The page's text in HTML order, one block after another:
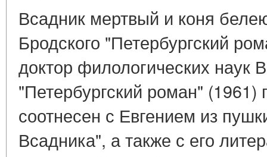
Всадник мертвый и коня
Бродского "Петербургский
доктор филологических наук
"Петербургский роман" (1961)
соотнесен с Евгением из
Всадника", а также с его